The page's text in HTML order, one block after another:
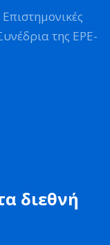
της ΕΡΕ-
διεθνή